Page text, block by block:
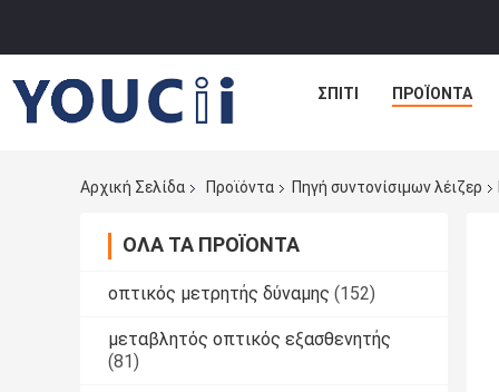
ΣΠΊΤΙ ΠΡΟΪΌΝΤΑ
Αρχική Σελίδα Προϊόντα Πηγή συντονίσιμων λέιζερ
ΌΛΑ ΤΑ ΠΡΟΪΌΝΤΑ
οπτικός μετρητής δύναμης (152)
μεταβλητός οπτικός εξασθενητής
(81)